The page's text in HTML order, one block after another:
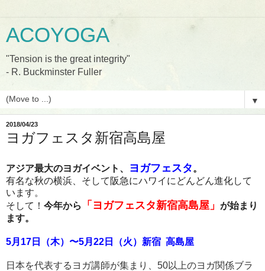
ACOYOGA
"Tension is the great integrity"
- R. Buckminster Fuller
▼
2018/04/23
ヨガフェスタ新宿高島屋
アジア最大のヨガイベント、 ヨガフェスタ。
有名な秋の横浜、そして阪急にハワイにどんどん進化して
います。
そして！ 今年から 「ヨガフェスタ新宿高島屋」 が始まり
ます。
5月17日（木）〜5月22日（火）新宿 高島屋
日本を代表するヨガ講師が集まり、50以上のヨガ関係ブラ